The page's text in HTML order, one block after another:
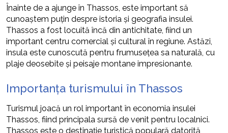
Înainte de a ajunge în Thassos, este important să
cunoaștem puțin despre istoria și geografia insulei.
Thassos a fost locuită încă din antichitate, fiind un
important centru comercial și cultural în regiune. Astăzi,
insula este cunoscută pentru frumusețea sa naturală, cu
plaje deosebite și peisaje montane impresionante.
Importanța turismului în Thassos
Turismul joacă un rol important în economia insulei
Thassos, fiind principala sursă de venit pentru localnici.
Thassos este o destinație turistică populară datorită